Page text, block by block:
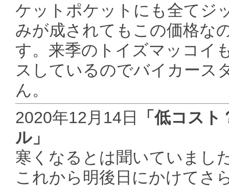
ケットポケットにも全てジ
みが成されてもこの価格な
す。来季のトイズマッコイ
スしているのでバイカース
ん。
2020年12月14日
「低コス
ル」
寒くなるとは聞いていまし
これから明後日にかけてさ